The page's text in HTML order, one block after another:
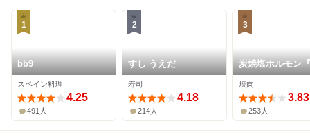
1
bb9
スペイン料理
4.25
491人
2
すし うえだ
寿司
4.18
214人
3
炭焼塩ホルモン
神戸酒場
焼肉
3.83
253人